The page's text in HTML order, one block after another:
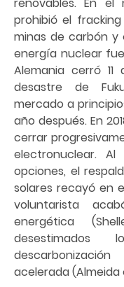
prohibió el
minas de carbón y
energía nuclear
Alemania cerró
desastre de
mercado a
año después. En
cerrar
electronuclear.
opciones, el
solares recayó en
voluntarista
energética
acelerada (Almeida